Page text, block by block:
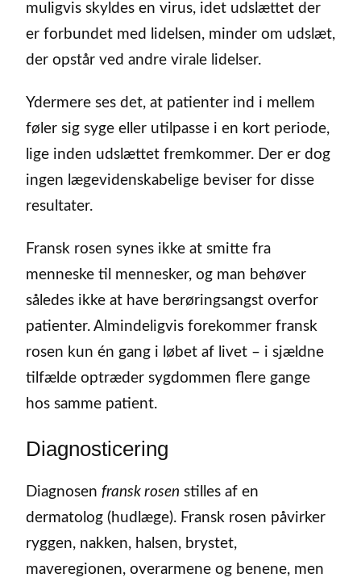
muligvis skyldes en virus, idet udslættet der
er forbundet med lidelsen, minder om udslæt,
der opstår ved andre virale lidelser.
Ydermere ses det, at patienter ind i mellem
føler sig syge eller utilpasse i en kort periode,
lige inden udslættet fremkommer. Der er dog
ingen lægevidenskabelige beviser for disse
resultater.
Fransk rosen synes ikke at smitte fra
menneske til mennesker, og man behøver
således ikke at have berøringsangst overfor
patienter. Almindeligvis forekommer fransk
rosen kun én gang i løbet af livet – i sjældne
tilfælde optræder sygdommen flere gange
hos samme patient.
Diagnosticering
Diagnosen fransk rosen stilles af en
dermatolog (hudlæge). Fransk rosen påvirker
ryggen, nakken, halsen, brystet,
maveregionen, overarmene og benene, men